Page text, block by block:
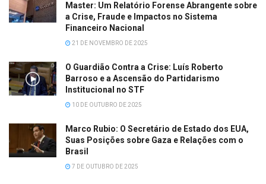
Master: Um Relatório Forense Abrangente sobre
a Crise, Fraude e Impactos no Sistema
Financeiro Nacional
21 DE NOVEMBRO DE 2025
O Guardião Contra a Crise: Luís Roberto
Barroso e a Ascensão do Partidarismo
Institucional no STF
10 DE OUTUBRO DE 2025
Marco Rubio: O Secretário de Estado dos EUA,
Suas Posições sobre Gaza e Relações com o
Brasil
7 DE OUTUBRO DE 2025